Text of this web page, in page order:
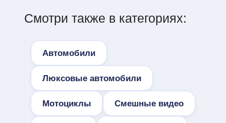
Смотри также в категориях:
Автомобили
Люксовые автомобили
Мотоциклы Смешные видео